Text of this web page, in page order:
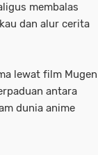
membalas
dan alur cerita
lewat film Mugen
antara
dunia anime